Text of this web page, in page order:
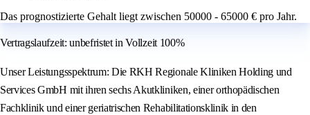
Das prognostizierte Gehalt liegt zwischen 50000 - 65000 € pro Jahr.
Vertragslaufzeit: unbefristet in Vollzeit 100%
Unser Leistungsspektrum: Die RKH Regionale Kliniken Holding und
Services GmbH mit ihren sechs Akutkliniken, einer orthopädischen
Fachklinik und einer geriatrischen Rehabilitationsklinik in den